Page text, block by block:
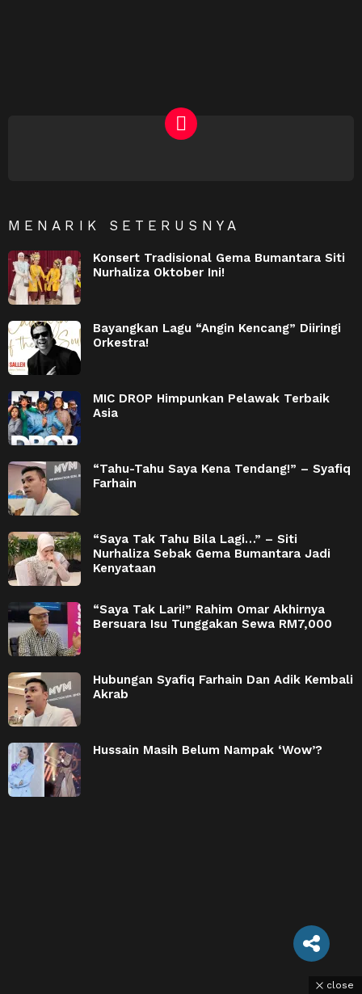
MENARIK SETERUSNYA
Konsert Tradisional Gema Bumantara Siti
Nurhaliza Oktober Ini!
Bayangkan Lagu “Angin Kencang” Diiringi
Orkestra!
MIC DROP Himpunkan Pelawak Terbaik
Asia
“Tahu-Tahu Saya Kena Tendang!” – Syafiq
Farhain
“Saya Tak Tahu Bila Lagi…” – Siti
Nurhaliza Sebak Gema Bumantara Jadi
Kenyataan
“Saya Tak Lari!” Rahim Omar Akhirnya
Bersuara Isu Tunggakan Sewa RM7,000
Hubungan Syafiq Farhain Dan Adik Kembali
Akrab
Hussain Masih Belum Nampak ‘Wow’?
close